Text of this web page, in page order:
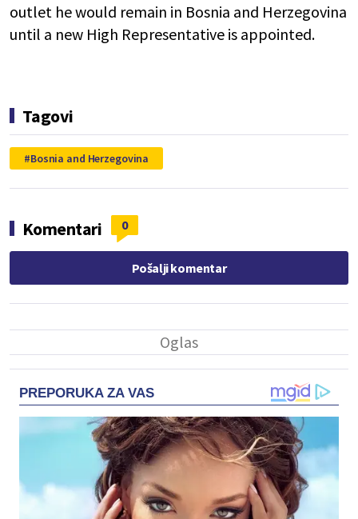
outlet he would remain in Bosnia and Herzegovina
until a new High Representative is appointed.
Tagovi
Bosnia and Herzegovina
Komentari 0
Pošalji komentar
PREPORUKA ZA VAS